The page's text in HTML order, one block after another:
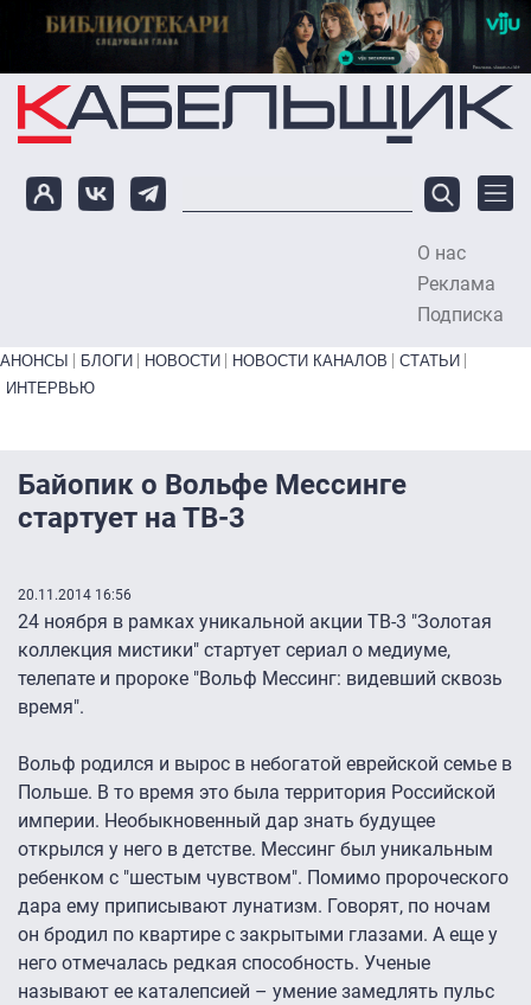
Перейти к основному содержанию
О нас
Реклама
Подписка
Primary links bottom
АНОНСЫ БЛОГИ НОВОСТИ НОВОСТИ КАНАЛОВ
СТАТЬИ
ИНТЕРВЬЮ
Байопик о Вольфе Мессинге
стартует на ТВ-3
20.11.2014 16:56
24 ноября в рамках уникальной акции ТВ-3 "Золотая
коллекция мистики" стартует сериал о медиуме,
телепате и пророке "Вольф Мессинг: видевший сквозь
время".
Вольф родился и вырос в небогатой еврейской семье в
Польше. В то время это была территория Российской
империи. Необыкновенный дар знать будущее
открылся у него в детстве. Мессинг был уникальным
ребенком с "шестым чувством". Помимо пророческого
дара ему приписывают лунатизм. Говорят, по ночам
он бродил по квартире с закрытыми глазами. А еще у
него отмечалась редкая способность. Ученые
называют ее каталепсией – умение замедлять пульс